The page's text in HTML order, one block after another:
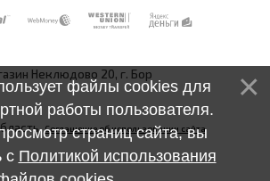
Неклюдово 20, г. Бор
Соглашение об использовании сайта
файлы cookies для
работы пользователя.
страниц сайта, вы
с Политикой использования